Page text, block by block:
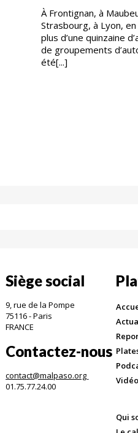
À Frontignan, à
Strasbourg, à Lyon, en
plus d’une quinzaine
de groupements
été[...]
Siège social
9, rue de la Pompe
75116 - Paris
FRANCE
Contactez-nous
contact@malpaso.org
01.75.77.24.00
Qui